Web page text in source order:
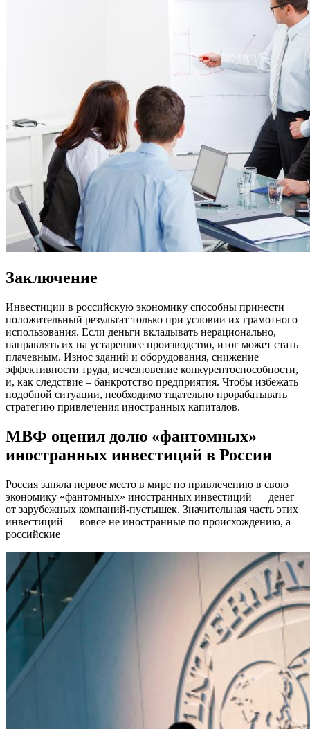
Заключение
Инвестиции в российскую экономику способны принести
положительный результат только при условии их грамотного
использования. Если деньги вкладывать нерационально,
направлять их на устаревшее производство, итог может стать
плачевным. Износ зданий и оборудования, снижение
эффективности труда, исчезновение конкурентоспособности,
и, как следствие – банкротство предприятия. Чтобы избежать
подобной ситуации, необходимо тщательно прорабатывать
стратегию привлечения иностранных капиталов.
МВФ оценил долю «фантомных»
иностранных инвестиций в России
Россия заняла первое место в мире по привлечению в свою
экономику «фантомных» иностранных инвестиций — денег
от зарубежных компаний-пустышек. Значительная часть этих
инвестиций — вовсе не иностранные по происхождению, а
российские